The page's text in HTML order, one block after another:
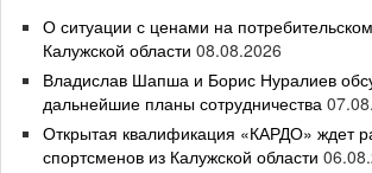
О ситуации с ценами на
Калужской области 08.08.2026
Владислав Шапша и Борис Нуралиев
дальнейшие планы сотрудничества
Открытая квалификация «КАРДО» ждет
спортсменов из Калужской области